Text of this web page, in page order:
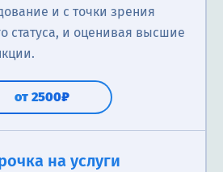
и с точки зрения
статуса, и оценивая высшие
от 2500₽
на услуги